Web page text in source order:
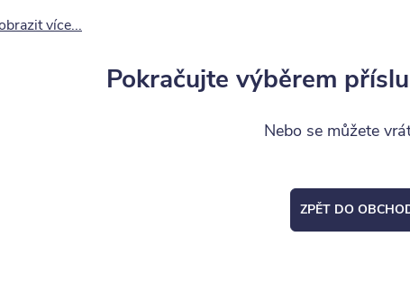
více...
Pokračujte výběrem
Nebo se můžete
ZPĚT DO